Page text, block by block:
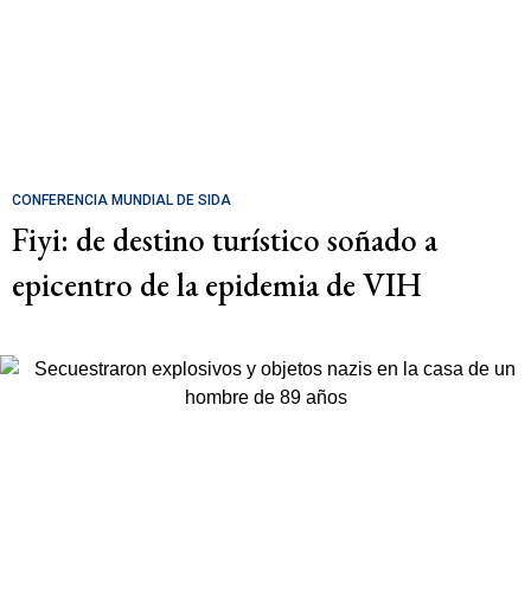
CONFERENCIA MUNDIAL DE SIDA
Fiyi: de destino turístico soñado a
epicentro de la epidemia de VIH